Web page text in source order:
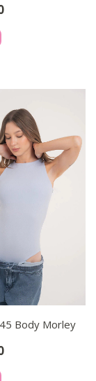
Body Morley